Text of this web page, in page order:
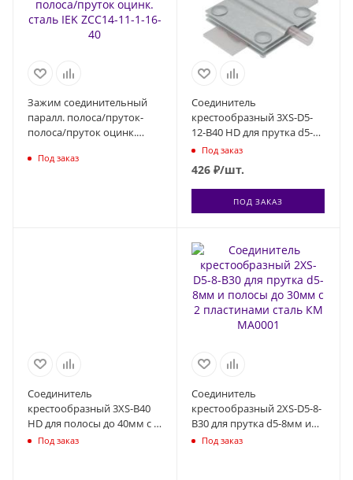
Зажим соединительный
паралл. полоса/пруток-
полоса/пруток оцинк.
Под заказ
Соединитель
крестообразный 3XS-D5-
12-B40 HD для прутка d5-
12мм и полосы до 40мм с 3
пластинами сталь гор.
оцинк. КМ MA0023
Под заказ
426₽/шт.
ПОД ЗАКАЗ
Соединитель
крестообразный 3XS-B40
HD для полосы до 40мм с 3
пластинами сталь гор.
Под заказ
Соединитель
крестообразный 2XS-D5-8-
B30 для прутка d5-8мм и
полосы до 30мм с 2
Под заказ